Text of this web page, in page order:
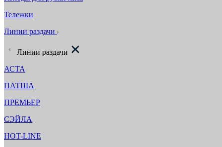
Тележки
Линии раздачи
Линии раздачи
АСТА
ПАТША
ПРЕМЬЕР
СЭЙЛА
HOT-LINE